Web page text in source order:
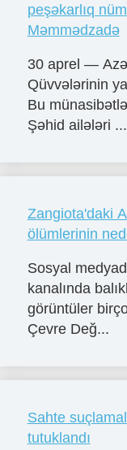
peşəkarlıq
Məmmədzadə
30 aprel —
Qüvvələrinin
Bu
Şəhid ailələri ...
Zangiota'daki
ölümlerinin
Sosyal
kanalında
görüntüler
Çevre Değ...
Sahte
tutuklandı